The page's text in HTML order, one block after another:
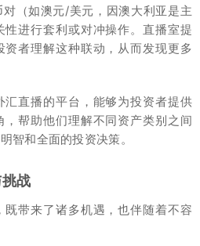
（如澳元/美元，因澳大利亚是主
进行套利或对冲操作。直播室提
者理解这种联动，从而发现更多
直播的平台，能够为投资者提供
帮助他们理解不同资产类别之间
智和全面的投资决策。
战
带来了诸多机遇，也伴随着不容